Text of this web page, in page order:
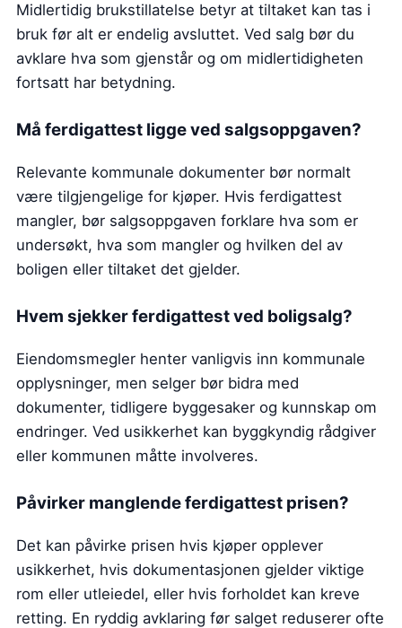
Midlertidig brukstillatelse betyr at tiltaket kan tas i
bruk før alt er endelig avsluttet. Ved salg bør du
avklare hva som gjenstår og om midlertidigheten
fortsatt har betydning.
Må ferdigattest ligge ved salgsoppgaven?
Relevante kommunale dokumenter bør normalt
være tilgjengelige for kjøper. Hvis ferdigattest
mangler, bør salgsoppgaven forklare hva som er
undersøkt, hva som mangler og hvilken del av
boligen eller tiltaket det gjelder.
Hvem sjekker ferdigattest ved boligsalg?
Eiendomsmegler henter vanligvis inn kommunale
opplysninger, men selger bør bidra med
dokumenter, tidligere byggesaker og kunnskap om
endringer. Ved usikkerhet kan byggkyndig rådgiver
eller kommunen måtte involveres.
Påvirker manglende ferdigattest prisen?
Det kan påvirke prisen hvis kjøper opplever
usikkerhet, hvis dokumentasjonen gjelder viktige
rom eller utleiedel, eller hvis forholdet kan kreve
retting. En ryddig avklaring før salget reduserer ofte